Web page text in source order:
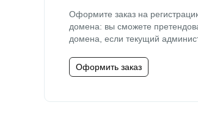
Оформите заказ на
домена: вы сможете
домена, если текущий
Оформить заказ